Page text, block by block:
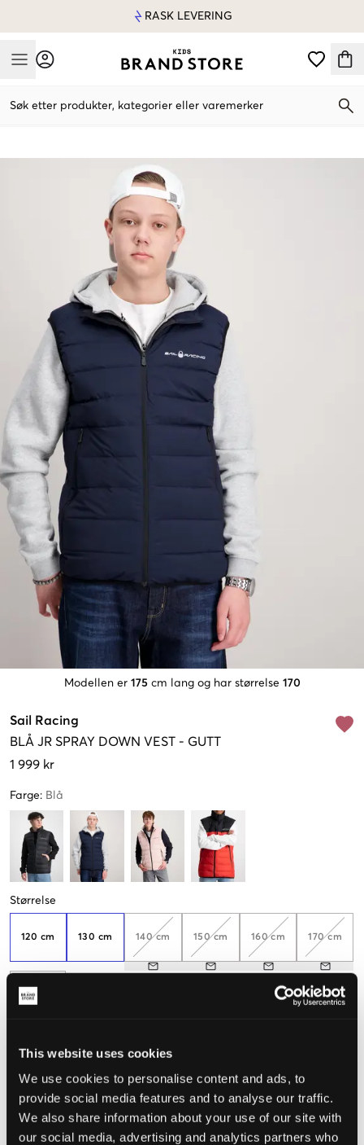
This website uses cookies
We use cookies to personalise content and ads, to
provide social media features and to analyse our traffic.
We also share information about your use of our site with
our social media, advertising and analytics partners who
RASK LEVERING
Mobile Menu
Søk etter produkter, kategorier eller varemerker
Modellen er 175 cm lang og har størrelse 170
Sail Racing
BLÅ JR SPRAY DOWN VEST - GUTT
1 999 kr
Farge: Blå
Størrelse
120 cm 130 cm 140 cm 150 cm 160 cm 170 cm
176 cm
Liten Riktig
STØRRELSESTABELL